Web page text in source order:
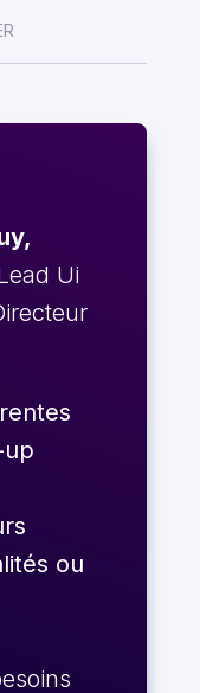
Ui
ou